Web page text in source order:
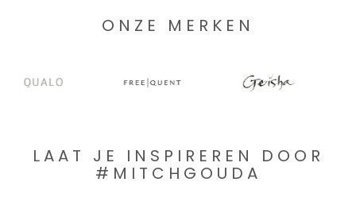
ONZE MERKEN
LAAT JE INSPIREREN DOOR
#MITCHGOUDA